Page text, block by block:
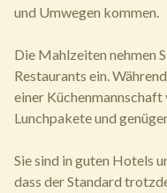
und Umwegen kommen.
Die Mahlzeiten nehmen
Restaurants ein.
einer
Lunchpakete und
Sie sind in guten Hotels
dass der Standard